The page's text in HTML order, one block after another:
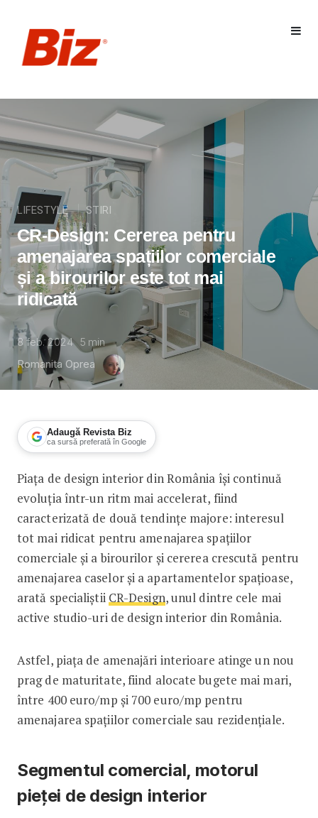
LIFESTYLE STIRI
CR-Design: Cererea pentru
amenajarea spațiilor comerciale
și a birourilor este tot mai
ridicată
8 feb. 2024 5 min
Romanita Oprea
Adaugă Revista Biz
ca sursă preferată în Google
CR-Design: Cererea pentru
Piața de design interior din România își continuă
evoluția într-un ritm mai accelerat, fiind
caracterizată de două tendințe majore: interesul
tot mai ridicat pentru amenajarea spațiilor
comerciale și a birourilor și cererea crescută pentru
amenajarea caselor și a apartamentelor spațioase,
arată specialiștii CR-Design, unul dintre cele mai
active studio-uri de design interior din România.
Astfel, piața de amenajări interioare atinge un nou
prag de maturitate, fiind alocate bugete mai mari,
între 400 euro/mp și 700 euro/mp pentru
amenajarea spațiilor comerciale sau rezidențiale.
Segmentul comercial, motorul
pieței de design interior